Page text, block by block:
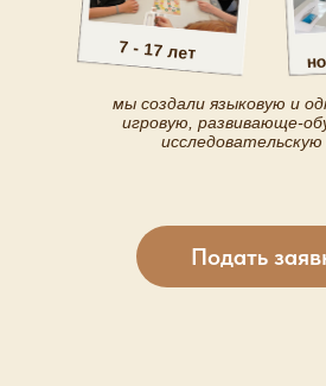
мы создали языковую и
игровую, развивающе-
исследовательскую
7 - 17 лет
Подать